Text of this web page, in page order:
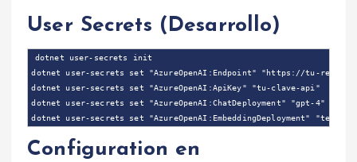
User Secrets (Desarrollo)
dotnet user-secrets init
dotnet user-secrets set "AzureOpenAI:Endpoint" "https://tu-
dotnet user-secrets set "AzureOpenAI:ApiKey" "tu-clave-api"
dotnet user-secrets set "AzureOpenAI:ChatDeployment" "gpt-4"
Configuration en